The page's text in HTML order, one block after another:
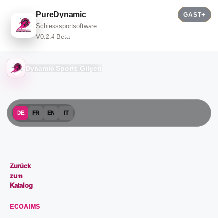
PureDynamic
Schiesssportsoftware
V0.2.4 Beta
GAST
Dynamic Sports Gilgen
DE FR EN IT
Zurück
zum
Katalog
ECOAIMS